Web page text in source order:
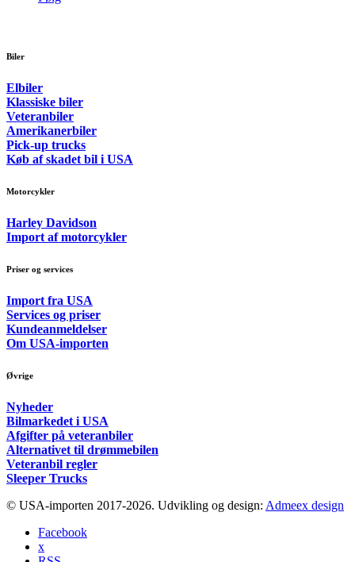
Biler
Elbiler
Klassiske biler
Veteranbiler
Amerikanerbiler
Pick-up trucks
Køb af skadet bil i USA
Motorcykler
Harley Davidson
Import af motorcykler
Priser og services
Import fra USA
Services og priser
Kundeanmeldelser
Om USA-importen
Øvrige
Nyheder
Bilmarkedet i USA
Afgifter på veteranbiler
Alternativet til drømmebilen
Veteranbil regler
Sleeper Trucks
© USA-importen 2017-2026. Udvikling og design: Admeex design
Facebook
x